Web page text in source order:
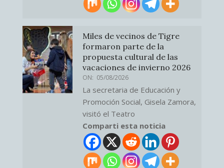
Miles de vecinos de Tigre
formaron parte de la
propuesta cultural de las
vacaciones de invierno 2026
ON: 05/08/2026
La secretaria de Educación y
Promoción Social, Gisela Zamora,
visitó el Teatro
Comparti esta noticia